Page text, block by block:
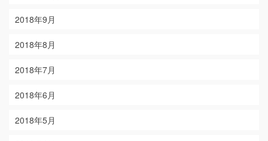
2018年9月
2018年8月
2018年7月
2018年6月
2018年5月